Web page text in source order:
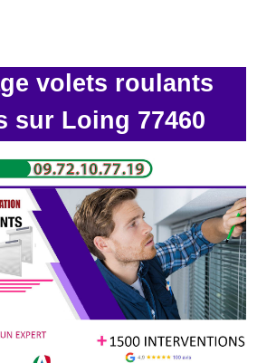
volets roulants
sur Loing 77460